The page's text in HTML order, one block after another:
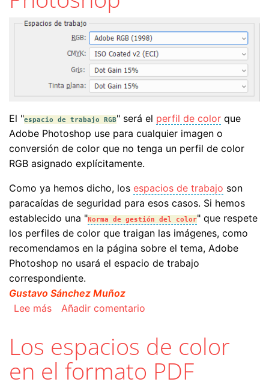
El "espacio de trabajo RGB" será el perfil de color que
Adobe Photoshop use para cualquier imagen o
conversión de color que no tenga un perfil de color
RGB asignado explícitamente.
Como ya hemos dicho, los espacios de trabajo son
paracaídas de seguridad para esos casos. Si hemos
establecido una "Norma de gestión del color" que respete
los perfiles de color que traigan las imágenes, como
recomendamos en la página sobre el tema, Adobe
Photoshop no usará el espacio de trabajo
correspondiente.
Gustavo Sánchez Muñoz
Lee mássobre El espacio de trabajo RGB en Adobe
Añadir comentario
Los espacios de color
en el formato PDF